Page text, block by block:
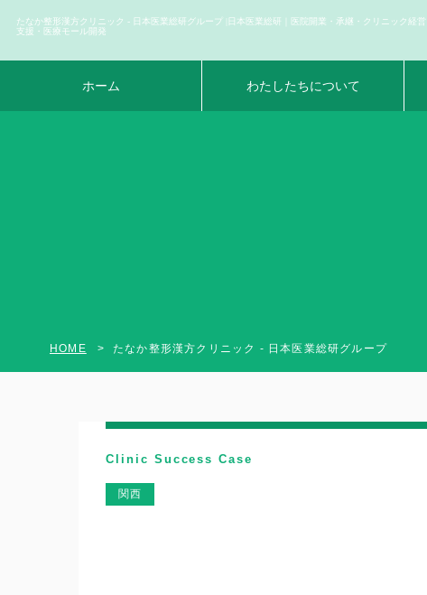
たなか整形漢方クリニック - 日本医業総研グループ |日本医業総研｜医院開業・承継・クリニック経営
支援・医療モール開発
ホーム わたしたちについて
HOME たなか整形漢方クリニック - 日本医業総研グループ
Clinic Success Case
関西